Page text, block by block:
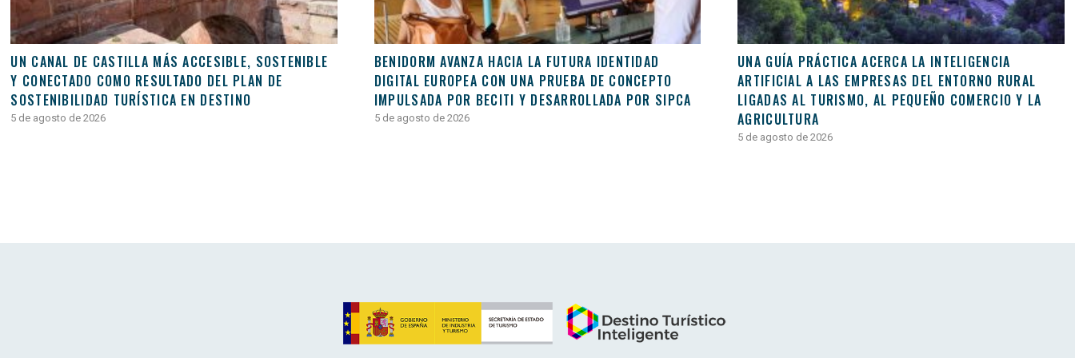
UN CANAL DE CASTILLA MÁS ACCESIBLE, SOSTENIBLE
Y CONECTADO COMO RESULTADO DEL PLAN DE
SOSTENIBILIDAD TURÍSTICA EN DESTINO
5 de agosto de 2026
BENIDORM AVANZA HACIA LA FUTURA IDENTIDAD
DIGITAL EUROPEA CON UNA PRUEBA DE CONCEPTO
IMPULSADA POR BECITI Y DESARROLLADA POR SIPCA
5 de agosto de 2026
UNA GUÍA PRÁCTICA ACERCA LA INTELIGENCIA
ARTIFICIAL A LAS EMPRESAS DEL ENTORNO RURAL
LIGADAS AL TURISMO, AL PEQUEÑO COMERCIO Y LA
AGRICULTURA
5 de agosto de 2026